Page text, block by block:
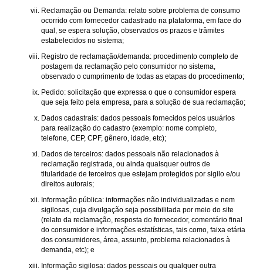
Reclamação ou Demanda: relato sobre problema de consumo
ocorrido com fornecedor cadastrado na plataforma, em face do
qual, se espera solução, observados os prazos e trâmites
estabelecidos no sistema;
Registro de reclamação/demanda: procedimento completo de
postagem da reclamação pelo consumidor no sistema,
observado o cumprimento de todas as etapas do procedimento;
Pedido: solicitação que expressa o que o consumidor espera
que seja feito pela empresa, para a solução de sua reclamação;
Dados cadastrais: dados pessoais fornecidos pelos usuários
para realização do cadastro (exemplo: nome completo,
telefone, CEP, CPF, gênero, idade, etc);
Dados de terceiros: dados pessoais não relacionados à
reclamação registrada, ou ainda quaisquer outros de
titularidade de terceiros que estejam protegidos por sigilo e/ou
direitos autorais;
Informação pública: informações não individualizadas e nem
sigilosas, cuja divulgação seja possibilitada por meio do site
(relato da reclamação, resposta do fornecedor, comentário final
do consumidor e informações estatísticas, tais como, faixa etária
dos consumidores, área, assunto, problema relacionados à
demanda, etc); e
Informação sigilosa: dados pessoais ou qualquer outra